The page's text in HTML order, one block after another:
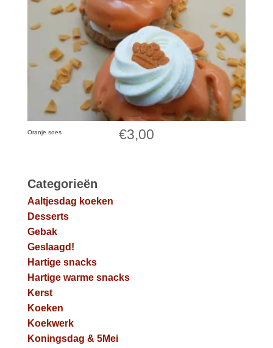
Oranje soes €3,00
Categorieën
Aaltjesdag koeken
Desserts
Gebak
Geslaagd!
Hartige snacks
Hartige warme snacks
Kerst
Koeken
Koekwerk
Koningsdag & 5Mei